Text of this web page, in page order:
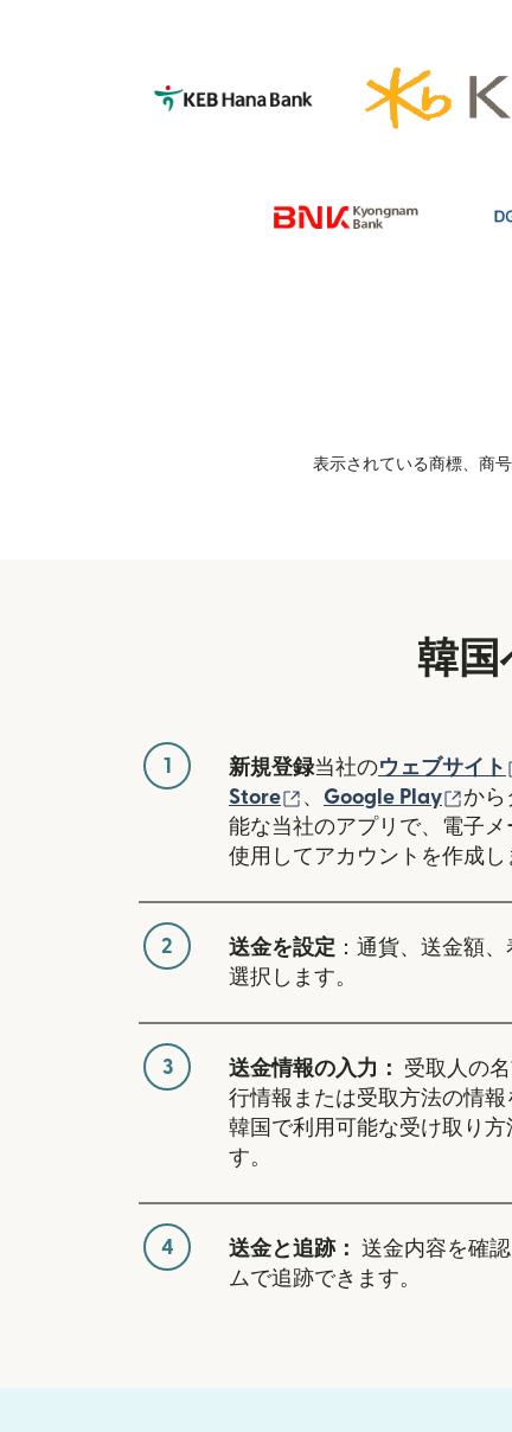
表示されている商標、商
韓国
1 新規登録当社のウェブサイト
Store
（別ウィンドウで開
、 Google Play （別
から
能な当社のアプリで、電子メ
使用してアカウントを作成し
2 送金を設定 ：通貨、送金額
選択します。
3 送金情報の入力：
受取人の
行情報または受取方法の情報
韓国で利用可能な受け取り方
す。
4 送金と追跡：
送金内容を確
ムで追跡できます。